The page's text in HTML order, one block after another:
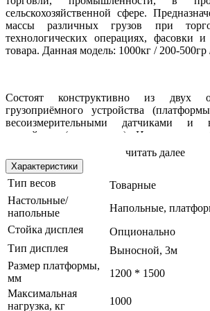
сельскохозяйственной сфере. П
массы различных грузов при
технологических операциях, фасовки и
товара. Данная модель: 1000кг / 200-
Состоят конструктивно из двух
грузоприёмного устройства
весоизмерительными датчиками и
устройства (индикатора). Индикатор
системы. Имеют 4
расположенных по углам платформы.
Длина кабеля выносного дисплея - 3м
Модификация платформы:
- 1000кг / 200-500гр / 800*800
читать далее
Характеристики
Тип весов
Товарные
Настольные/
напольные
Напольные,
Стойка дисплея
Опционально
Тип дисплея
Выносной, 3м
Размер платформы,
мм
1200 * 1500
Максимальная
нагрузка, кг
1000